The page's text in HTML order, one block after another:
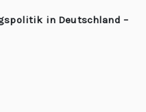
in Deutschland –